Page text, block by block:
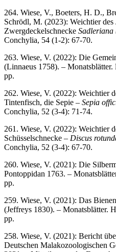
264. Wiese, V., Boeters, H. D.,
Schrödl, M. (2023): Weichtier
Zwergdeckelschnecke Sadleriana
Conchylia, 54 (1-2): 67-70.
263. Wiese, V. (2022): Die
(Linnaeus 1758). –
pp.
262. Wiese, V. (2022): Weichtier
Tintenfisch, die Sepie – Sepia
Conchylia, 52 (3-4): 71-74.
261. Wiese, V. (2022): Weichtier
Schüsselschnecke – Discus
Conchylia, 52 (3-4): 67-70.
260. Wiese, V. (2021): Die
Pontoppidan 1763. –
pp.
259. Wiese, V. (2021): Das
(Jeffreys 1830). – Monatsblätter.
pp.
258. Wiese, V. (2021): Bericht
Deutschen Malakozoologischen